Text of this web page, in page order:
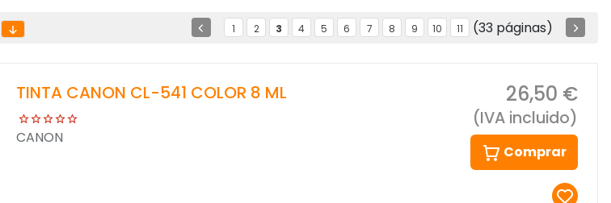
1 2 3 4 5 6 7 8 9 10 11 (33 páginas)
TINTA CANON CL-541 COLOR 8 ML
CANON
26,50 €
(IVA incluido)
Comprar